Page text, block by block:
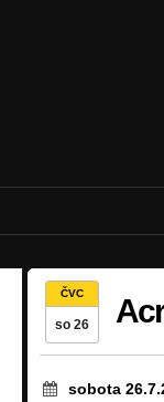
ČVC
so 26
sobota